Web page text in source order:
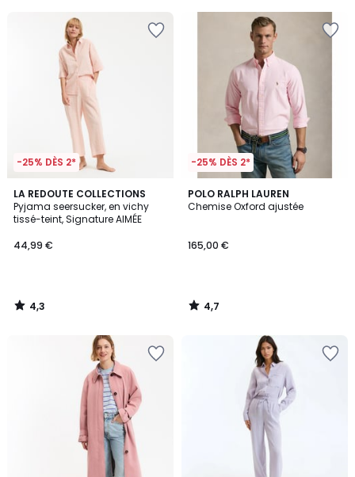
-25% DÈS 2*
LA REDOUTE COLLECTIONS
Pyjama seersucker, en vichy
tissé-teint, Signature AIMÉE
44,99 €
4,3
/ 5
4,3
/
-25% DÈS 2*
POLO RALPH LAUREN
Chemise Oxford ajustée
165,00 €
4,7
/ 5
4,7
/